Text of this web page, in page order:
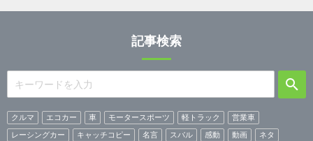
記事検索
クルマ エコカー 車 モータースポーツ 軽トラック
営業車
レーシングカー
キャッチコピー 名言 スバル 感動 動画
ネタ